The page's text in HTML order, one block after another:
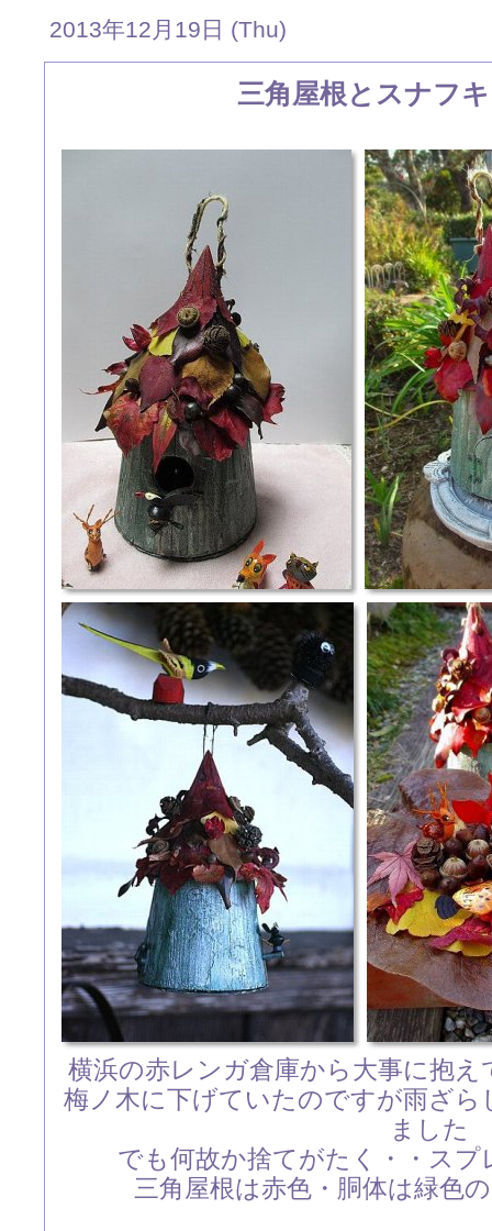
2013年12月19日 (Thu)
三角屋根とスナフ
横浜の赤レンガ倉庫から大事に抱
梅ノ木に下げていたのですが雨ざ
ました
でも何故か捨てがたく・・ス
三角屋根は赤色・胴体は緑色